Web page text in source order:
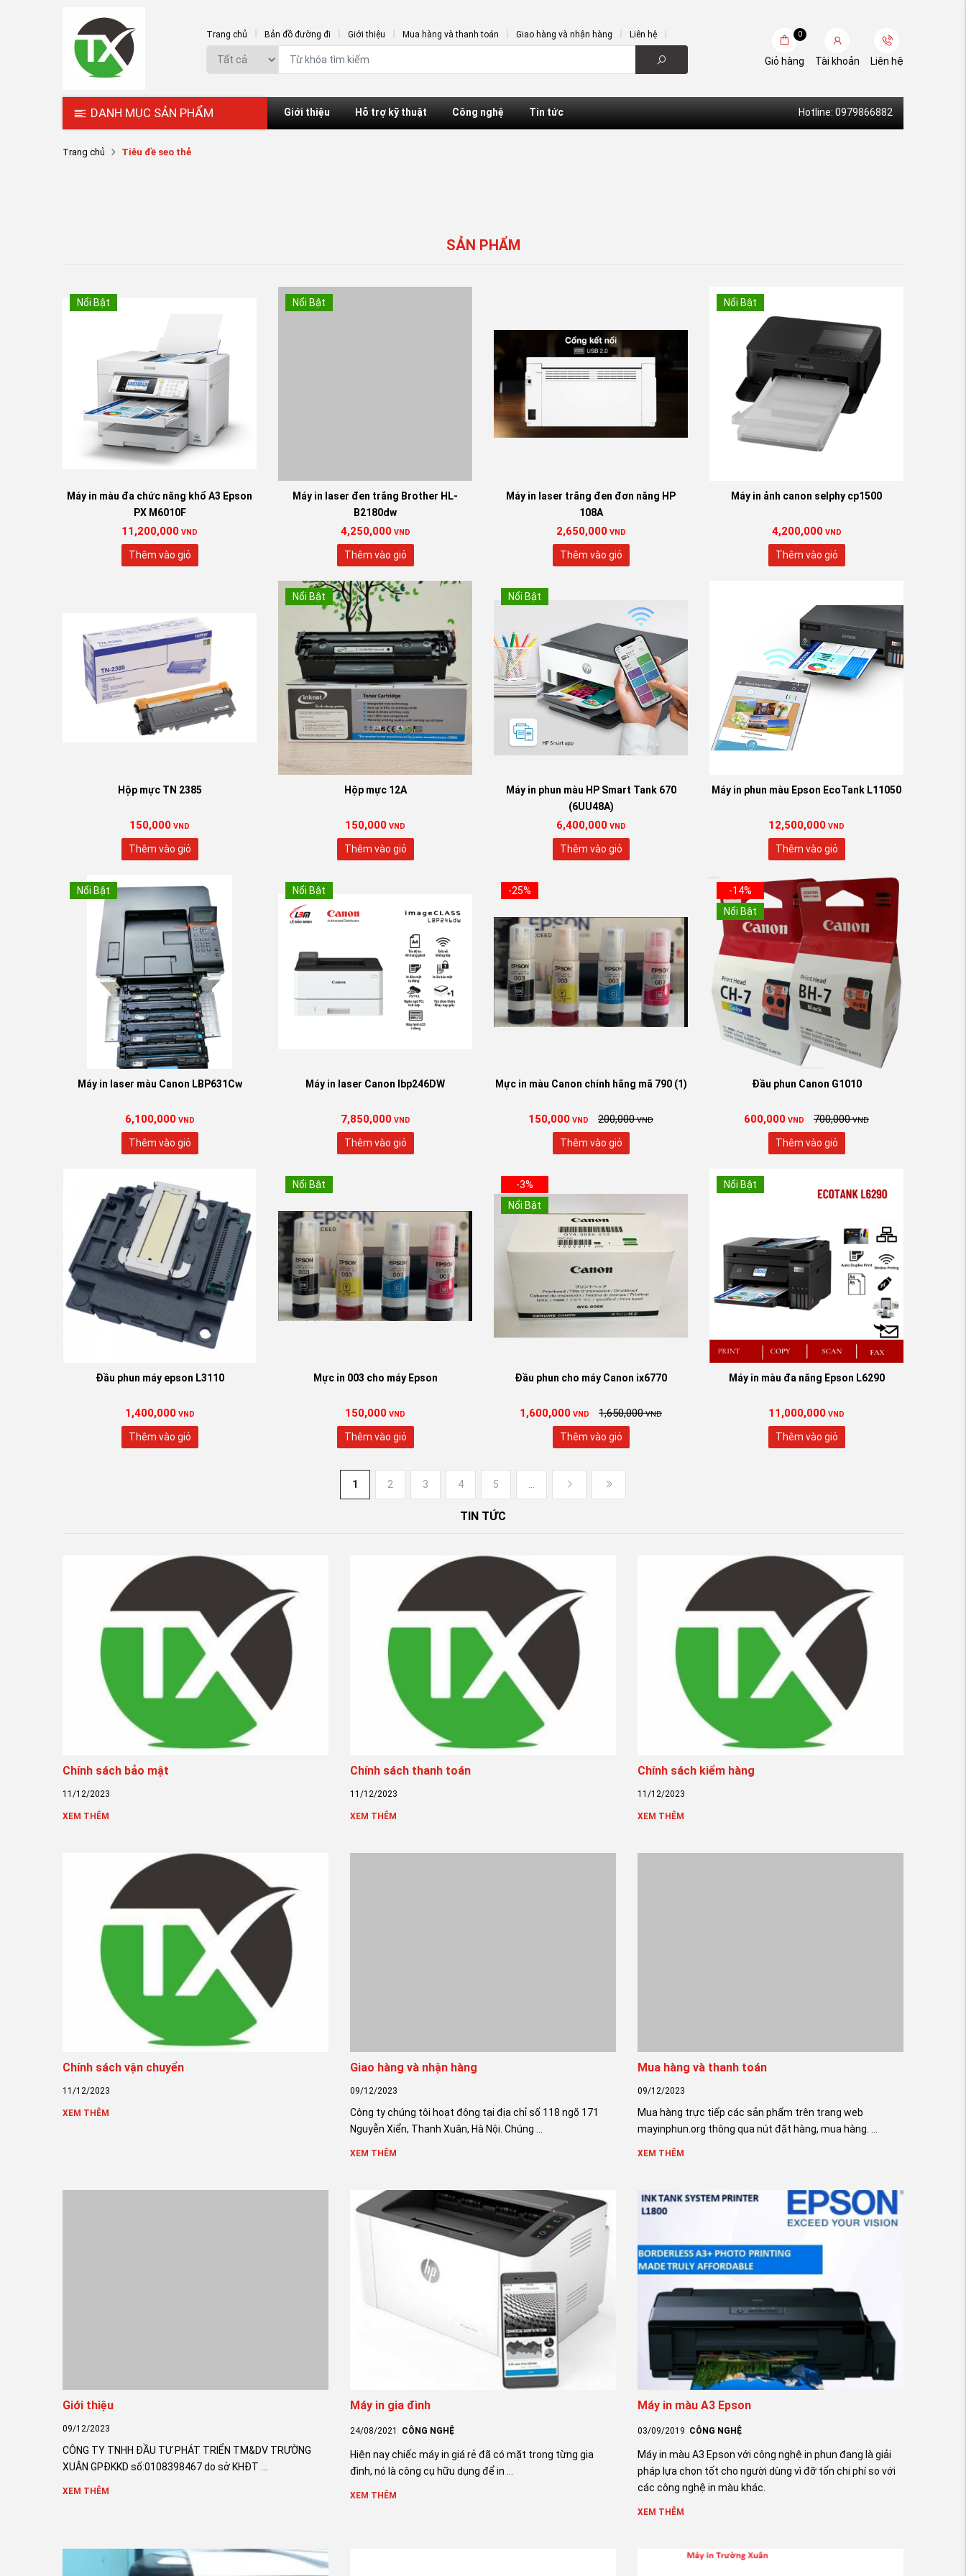
Trang chủ Bản đồ đường đi Giới thiệu Mua hàng và thanh toán Giao hàng và nhận hàng Liên hệ 0
Giỏ hàng Tài khoản Liên hệ
DANH MỤC SẢN PHẨM Giới thiệu Hỗ trợ kỹ thuật Công nghệ Tin tức Hotline: 0979866882
Trang chủ Tiêu đề seo thẻ
SẢN PHẨM
Nổi Bật
Máy in màu đa chức năng khổ A3 Epson
PX M6010F
11,200,000 VND
Thêm vào giỏ
Nổi Bật
Máy in laser đen trắng Brother HL-
B2180dw
4,250,000 VND
Thêm vào giỏ
Máy in laser trắng đen đơn năng HP
108A
2,650,000 VND
Thêm vào giỏ
Nổi Bật
Máy in ảnh canon selphy cp1500
4,200,000 VND
Thêm vào giỏ
Hộp mực TN 2385
150,000 VND
Thêm vào giỏ
Nổi Bật
Hộp mực 12A
150,000 VND
Thêm vào giỏ
Nổi Bật
Máy in phun màu HP Smart Tank 670
(6UU48A)
6,400,000 VND
Thêm vào giỏ
Máy in phun màu Epson EcoTank L11050
12,500,000 VND
Thêm vào giỏ
Nổi Bật
Máy in laser màu Canon LBP631Cw
6,100,000 VND
Thêm vào giỏ
Nổi Bật
Máy in laser Canon lbp246DW
7,850,000 VND
Thêm vào giỏ
-25%
Lựa chọn:
790 Xanh 790 Đỏ
Xóa
Mực in màu Canon chính hãng mã 790 (1)
150,000 VND 200,000 VND
Thêm vào giỏ
-14%
Nổi Bật
Đầu phun Canon G1010
600,000 VND 700,000 VND
Thêm vào giỏ
Đầu phun máy epson L3110
1,400,000 VND
Thêm vào giỏ
Nổi Bật
Mực in 003 cho máy Epson
150,000 VND
Thêm vào giỏ
-3%
Nổi Bật
Đầu phun cho máy Canon ix6770
1,600,000 VND 1,650,000 VND
Thêm vào giỏ
Nổi Bật
Máy in màu đa năng Epson L6290
11,000,000 VND
Thêm vào giỏ
1 2 3 4 5
TIN TỨC
Chính sách bảo mật
11/12/2023
XEM THÊM
Chính sách thanh toán
11/12/2023
XEM THÊM
Chính sách kiểm hàng
11/12/2023
XEM THÊM
Chính sách vận chuyển
11/12/2023
XEM THÊM
Giao hàng và nhận hàng
09/12/2023
Công ty chúng tôi hoạt động tại địa chỉ số 118 ngõ 171
Nguyễn Xiển, Thanh Xuân, Hà Nội. Chúng ...
XEM THÊM
Mua hàng và thanh toán
09/12/2023
Mua hàng trực tiếp các sản phẩm trên trang web
mayinphun.org thông qua nút đặt hàng, mua hàng. ...
XEM THÊM
Giới thiệu
09/12/2023
CÔNG TY TNHH ĐẦU TƯ PHÁT TRIỂN TM&DV TRƯỜNG
XUÂN GPĐKKD số:0108398467 do sở KHĐT ...
XEM THÊM
Máy in gia đình
24/08/2021 CÔNG NGHỆ
Hiện nay chiếc máy in giá rẻ đã có mặt trong từng gia
đình, nó là công cụ hữu dụng để in ...
XEM THÊM
Máy in màu A3 Epson
03/09/2019 CÔNG NGHỆ
Máy in màu A3 Epson với công nghệ in phun đang là giải
pháp lựa chọn tốt cho người dùng vì đỡ tốn chi phí so với
các công nghệ in màu khác.
XEM THÊM